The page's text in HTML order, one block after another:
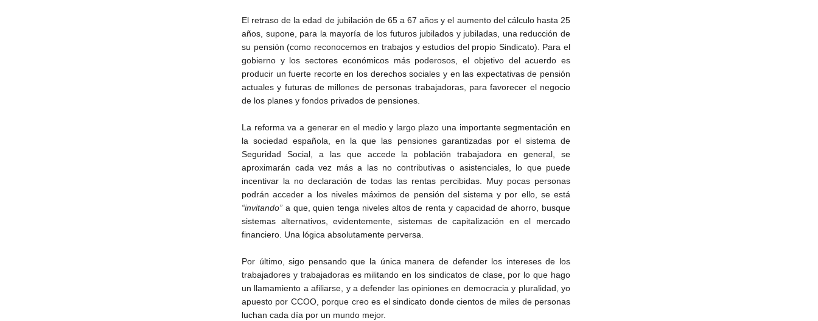
El retraso de la edad de jubilación de 65 a 67 años y el aumento del cálculo hasta 25
años, supone, para la mayoría de los futuros jubilados y jubiladas, una reducción de
su pensión (como reconocemos en trabajos y estudios del propio Sindicato). Para el
gobierno y los sectores económicos más poderosos, el objetivo del acuerdo es
producir un fuerte recorte en los derechos sociales y en las expectativas de pensión
actuales y futuras de millones de personas trabajadoras, para favorecer el negocio
de los planes y fondos privados de pensiones.
La reforma va a generar en el medio y largo plazo una importante segmentación en
la sociedad española, en la que las pensiones garantizadas por el sistema de
Seguridad Social, a las que accede la población trabajadora en general, se
aproximarán cada vez más a las no contributivas o asistenciales, lo que puede
incentivar la no declaración de todas las rentas percibidas. Muy pocas personas
podrán acceder a los niveles máximos de pensión del sistema y por ello, se está
“invitando” a que, quien tenga niveles altos de renta y capacidad de ahorro, busque
sistemas alternativos, evidentemente, sistemas de capitalización en el mercado
financiero. Una lógica absolutamente perversa.
Por último, sigo pensando que la única manera de defender los intereses de los
trabajadores y trabajadoras es militando en los sindicatos de clase, por lo que hago
un llamamiento a afiliarse, y a defender las opiniones en democracia y pluralidad, yo
apuesto por CCOO, porque creo es el sindicato donde cientos de miles de personas
luchan cada día por un mundo mejor.